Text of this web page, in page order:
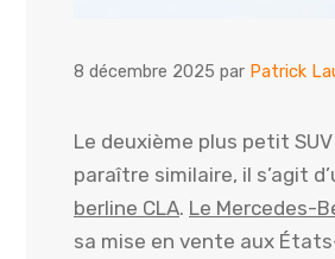
8 décembre 2025 par Patrick
Le deuxième plus petit
paraître similaire, il s’agit
berline CLA. Le Mercedes-
sa mise en vente aux